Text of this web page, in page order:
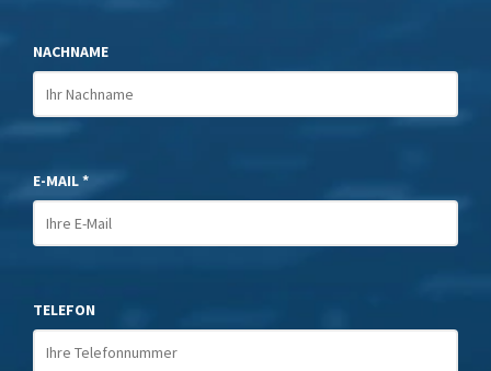
NACHNAME
E-MAIL *
TELEFON